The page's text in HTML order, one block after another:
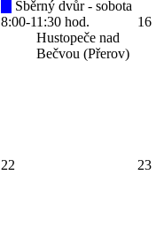
Sběrný dvůr - sobota
8:00-11:30 hod.
Hustopeče nad
Bečvou (Přerov)
16
22 23